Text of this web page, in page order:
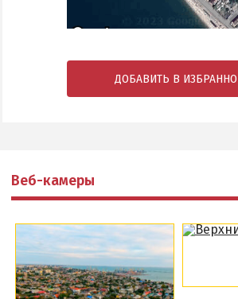
ДОБАВИТЬ В
Веб-камеры